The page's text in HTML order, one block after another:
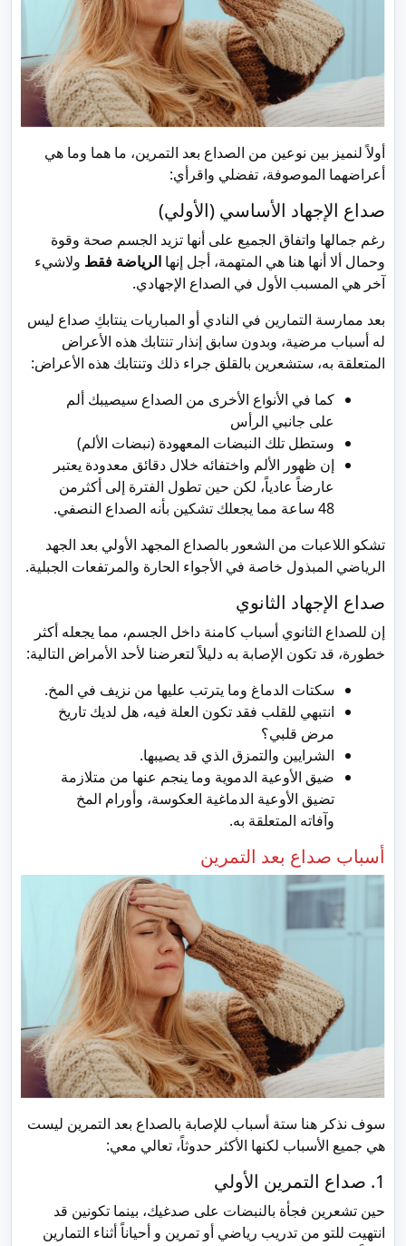
أولاً لنميز بين نوعين من الصداع بعد التمرين، ما هما وما هي
أعراضهما الموصوفة، تفضلي واقرأي:
صداع الإجهاد الأساسي (الأولي)
رغم جمالها واتفاق الجميع على أنها تزيد الجسم صحة وقوة
وحمال ألا أنها هنا هي المتهمة، أجل إنها الرياضة فقط ولاشيء
آخر هي المسبب الأول في الصداع الإجهادي.
بعد ممارسة التمارين في النادي أو المباريات ينتابكِ صداع ليس
له أسباب مرضية، وبدون سابق إنذار تنتابك هذه الأعراض
المتعلقة به، ستشعرين بالقلق جراء ذلك وتنتابك هذه الأعراض:
كما في الأنواع الأخرى من الصداع سيصيبك ألم
على جانبي الرأس
وستطل تلك النبضات المعهودة (نبضات الألم)
إن ظهور الألم واختفائه خلال دقائق معدودة يعتبر
عارضاً عادياً، لكن حين تطول الفترة إلى أكثرمن
48 ساعة مما يجعلك تشكين بأنه الصداع النصفي.
تشكو اللاعبات من الشعور بالصداع المجهد الأولي بعد الجهد
الرياضي المبذول خاصة في الأجواء الحارة والمرتفعات الجبلية.
صداع الإجهاد الثانوي
إن للصداع الثانوي أسباب كامنة داخل الجسم، مما يجعله أكثر
خطورة، قد تكون الإصابة به دليلاً لتعرضنا لأحد الأمراض التالية:
سكتات الدماغ وما يترتب عليها من نزيف في المخ.
انتبهي للقلب فقد تكون العلة فيه، هل لديك تاريخ
مرض قلبي؟
الشرايين والتمزق الذي قد يصيبها.
ضيق الأوعية الدموية وما ينجم عنها من متلازمة
تضيق الأوعية الدماغية العكوسة، وأورام المخ
وآفاته المتعلقة به.
أسباب صداع بعد التمرين
سوف نذكر هنا ستة أسباب للإصابة بالصداع بعد التمرين ليست
هي جميع الأسباب لكنها الأكثر حدوثاً، تعالي معي:
1. صداع التمرين الأولي
حين تشعرين فجأة بالنبضات على صدغيك، بينما تكونين قد
انتهيت للتو من تدريب رياضي أو تمرين و أحياناً أثناء التمارين